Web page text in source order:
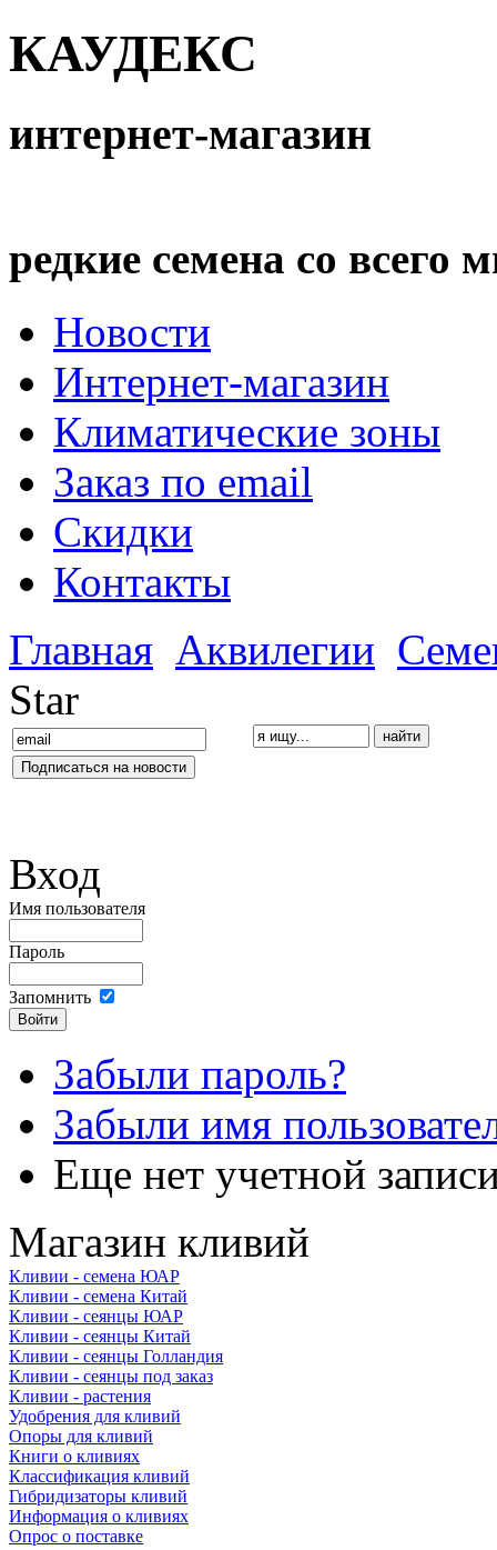
КАУДЕКС
интернет-магазин
редкие семена со всего
Новости
Интернет-магазин
Климатические зоны
Заказ по email
Скидки
Контакты
Главная Аквилегии
Star
Вход
Имя пользователя
Пароль
Запомнить
Забыли пароль?
Забыли имя
Еще нет учетной
Магазин кливий
Кливии - семена ЮАР
Кливии - семена Китай
Кливии - сеянцы ЮАР
Кливии - сеянцы Китай
Кливии - сеянцы Голландия
Кливии - сеянцы под заказ
Кливии - растения
Удобрения для кливий
Опоры для кливий
Книги о кливиях
Классификация кливий
Гибридизаторы кливий
Информация о кливиях
Опрос о поставке